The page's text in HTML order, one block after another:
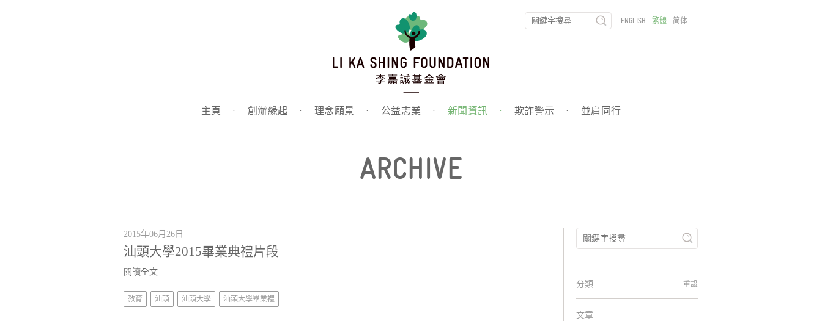
主頁 · 創辦緣起 · 理念願景 · 公益志業 · 新聞資訊 · 欺詐警示 · 並肩同行
ENGLISH 繁體 简体
ARCHIVE
2015年06月26日
汕頭大學2015畢業典禮片段
閱讀全文
教育 汕頭 汕頭大學 汕頭大學畢業禮
分類 重設
文章